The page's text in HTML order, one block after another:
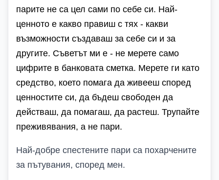
парите не са цел сами по себе си. Най-
ценното е какво правиш с тях - какви
възможности създаваш за себе си и за
другите. Съветът ми е - не мерете само
цифрите в банковата сметка. Мерете ги като
средство, което помага да живееш според
ценностите си, да бъдеш свободен да
действаш, да помагаш, да растеш. Трупайте
преживявания, а не пари.
Най-добре спестените пари са похарчените
за пътувания, според мен.